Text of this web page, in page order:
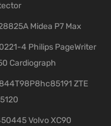
Midea P7 Max
4 Philips PageWriter
Cardiograph
ZTE
Volvo XC90